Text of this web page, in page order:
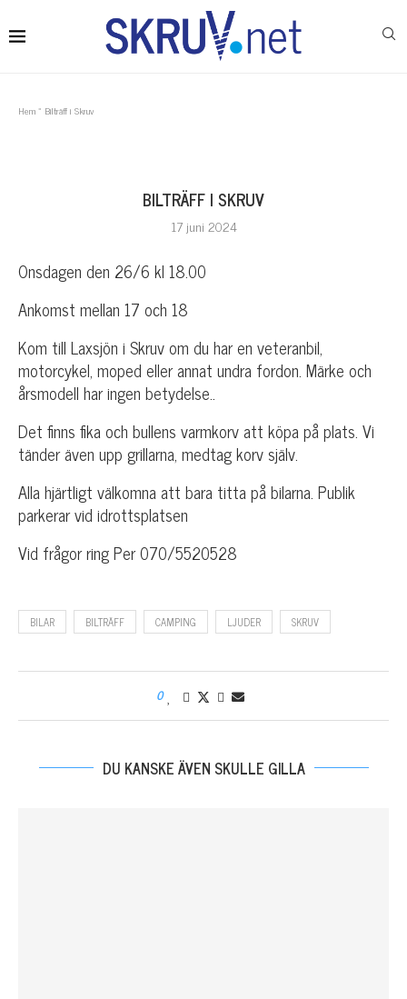
Hem» Bilträff i Skruv
BILTRÄFF I SKRUV
17 juni 2024
Onsdagen den 26/6 kl 18.00
Ankomst mellan 17 och 18
Kom till Laxsjön i Skruv om du har en veteranbil,
motorcykel, moped eller annat undra fordon. Märke och
årsmodell har ingen betydelse..
Det finns fika och bullens varmkorv att köpa på plats. Vi
tänder även upp grillarna, medtag korv själv.
Alla hjärtligt välkomna att bara titta på bilarna. Publik
parkerar vid idrottsplatsen
Vid frågor ring Per 070/5520528
BILAR BILTRÄFF CAMPING LJUDER SKRUV
0
DU KANSKE ÄVEN SKULLE GILLA